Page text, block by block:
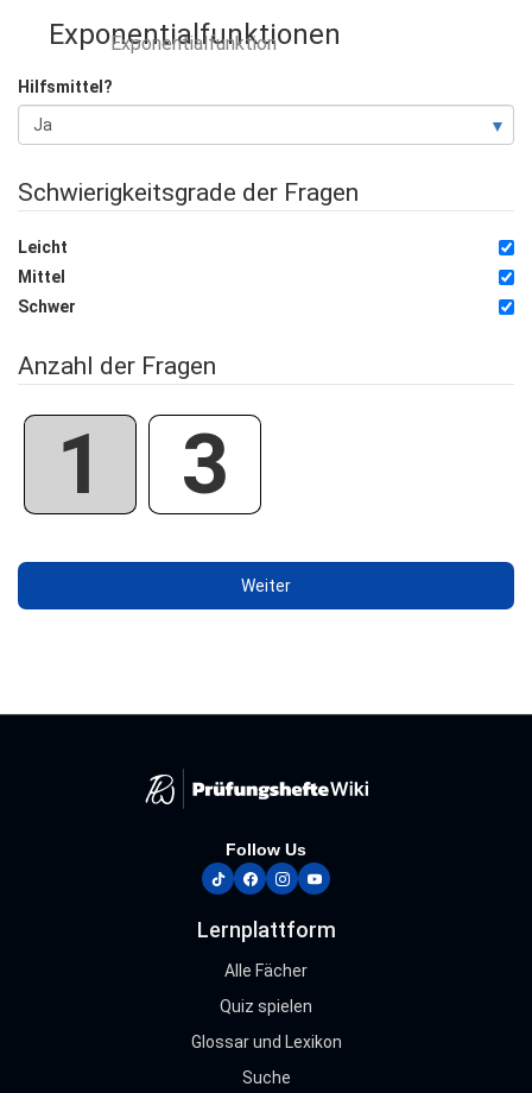
Exponentialfunktionen
Exponentialfunktion
Hilfsmittel?
Schwierigkeitsgrade der Fragen
Leicht
Mittel
Schwer
Anzahl der Fragen
1 3
Follow Us
tiktokfacebook
instagram
youtube
Lernplattform
Alle Fächer
Quiz spielen
Glossar und Lexikon
Suche